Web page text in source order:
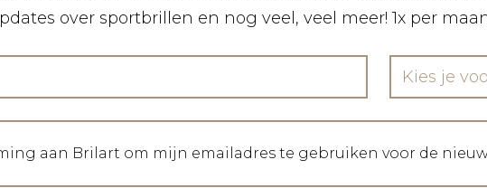
over sportbrillen en nog veel, veel meer! 1x per
Kies je
aan Brilart om mijn emailadres te gebruiken voor de